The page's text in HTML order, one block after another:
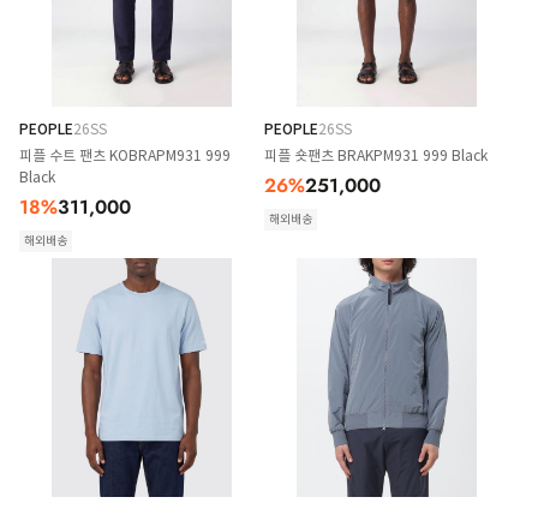
PEOPLE26SS
피플 수트 팬츠 KOBRAPM931 999
Black
18%311,000
해외배송
PEOPLE26SS
피플 숏팬츠 BRAKPM931 999 Black
26%251,000
해외배송